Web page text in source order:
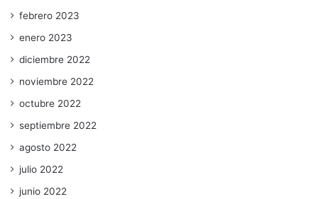
febrero 2023
enero 2023
diciembre 2022
noviembre 2022
octubre 2022
septiembre 2022
agosto 2022
julio 2022
junio 2022